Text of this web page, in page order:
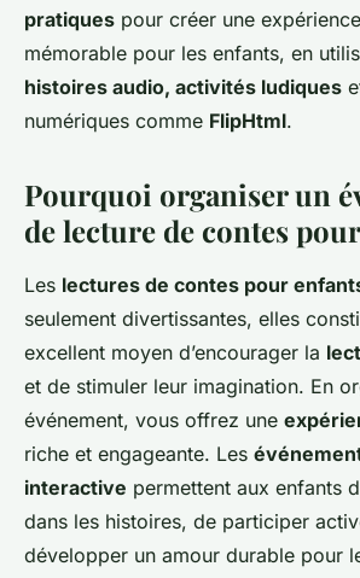
pratiques pour créer une
mémorable pour les enfants, en
histoires audio, activités ludiques
numériques comme FlipHtml.
Pourquoi organiser un
de lecture de contes
Les lectures de contes pour
seulement divertissantes, elles
excellent moyen d’encourager la
et de stimuler leur imagination. En
événement, vous offrez une
riche et engageante. Les
interactive permettent aux enfants
dans les histoires, de participer
développer un amour durable pour